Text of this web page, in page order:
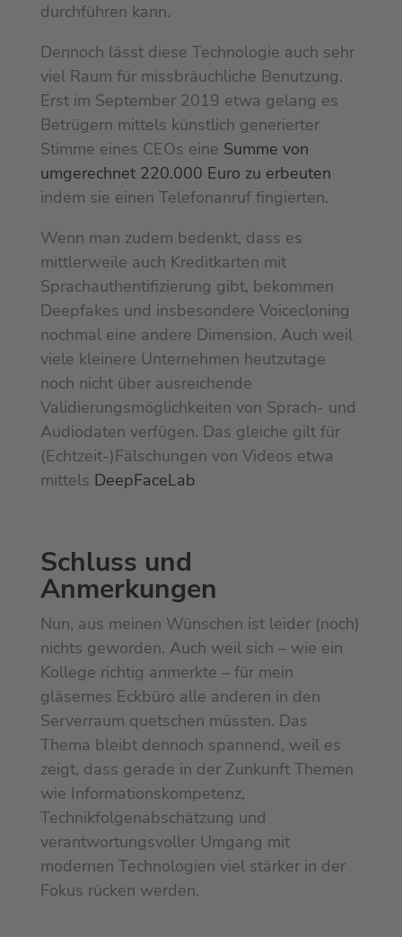
durchführen kann.
Dennoch lässt diese Technologie auch sehr
viel Raum für missbräuchliche Benutzung.
Erst im September 2019 etwa gelang es
Betrügern mittels künstlich generierter
Stimme eines CEOs eine Summe von
umgerechnet 220.000 Euro zu erbeuten
indem sie einen Telefonanruf fingierten.
Wenn man zudem bedenkt, dass es
mittlerweile auch Kreditkarten mit
Sprachauthentifizierung gibt, bekommen
Deepfakes und insbesondere Voicecloning
nochmal eine andere Dimension. Auch weil
viele kleinere Unternehmen heutzutage
noch nicht über ausreichende
Validierungsmöglichkeiten von Sprach- und
Audiodaten verfügen. Das gleiche gilt für
(Echtzeit-)Fälschungen von Videos etwa
mittels DeepFaceLab
Schluss und
Anmerkungen
Nun, aus meinen Wünschen ist leider (noch)
nichts geworden. Auch weil sich – wie ein
Kollege richtig anmerkte – für mein
gläsernes Eckbüro alle anderen in den
Serverraum quetschen müssten. Das
Thema bleibt dennoch spannend, weil es
zeigt, dass gerade in der Zunkunft Themen
wie Informationskompetenz,
Technikfolgenabschätzung und
verantwortungsvoller Umgang mit
modernen Technologien viel stärker in der
Fokus rücken werden.